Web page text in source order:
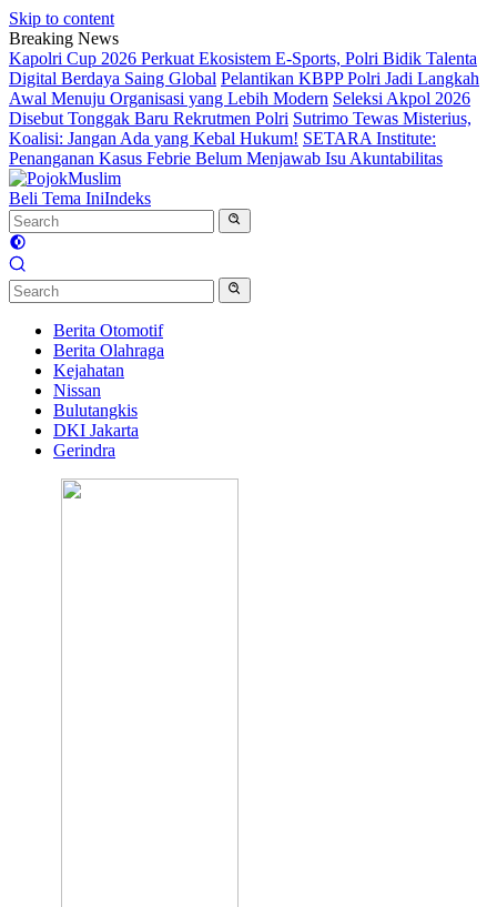
Skip to content
Breaking News
Kapolri Cup 2026 Perkuat Ekosistem E-Sports, Polri Bidik Talenta
Digital Berdaya Saing Global Pelantikan KBPP Polri Jadi Langkah
Awal Menuju Organisasi yang Lebih Modern Seleksi Akpol 2026
Disebut Tonggak Baru Rekrutmen Polri Sutrimo Tewas Misterius,
Koalisi: Jangan Ada yang Kebal Hukum! SETARA Institute:
Penanganan Kasus Febrie Belum Menjawab Isu Akuntabilitas
Beli Tema IniIndeks
Berita Otomotif
Berita Olahraga
Kejahatan
Nissan
Bulutangkis
DKI Jakarta
Gerindra